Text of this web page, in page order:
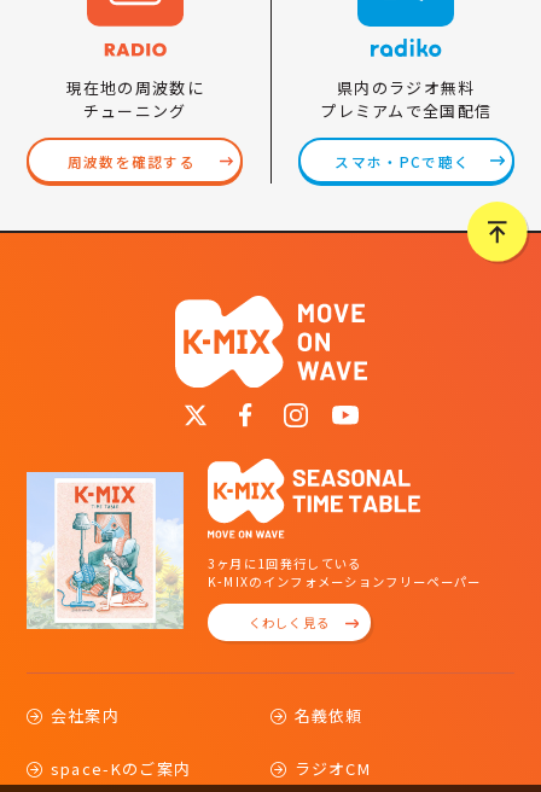
現在地の周波数に
チューニング
周波数を確認する
県内のラジオ無料
プレミアムで全国配信
スマホ・PCで聴く
3ヶ月に1回発行している
K-MIXのインフォメーションフリーペーパー
くわしく見る
会社案内 名義依頼
space-Kのご案内 ラジオCM